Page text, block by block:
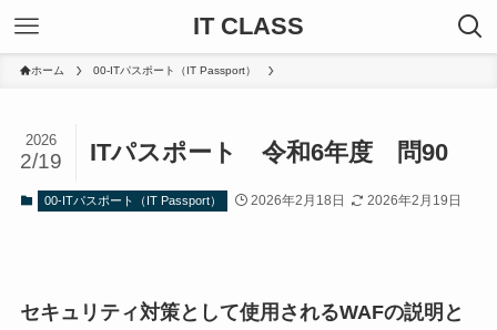
IT CLASS
ホーム 00-ITパスポート（IT Passport）
ITパスポート 令和6年度 問90
2026
2/19
00-ITパスポート（IT Passport） 2026年2月18日 2026年2月19日
セキュリティ対策として使用されるWAFの説明と